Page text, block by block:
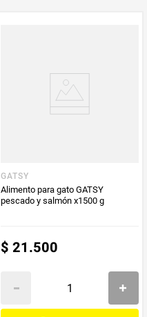
GATSY
Alimento para gato GATSY
pescado y salmón x1500 g
$ 21.500